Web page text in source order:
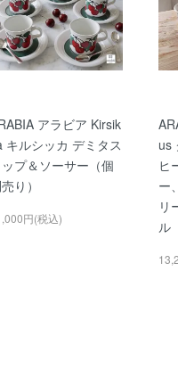
アラビア Kirsik
キルシッカ デミタス
プ＆ソーサー（個
り）
円(税込)
us
ヒ
ー
リ
ル